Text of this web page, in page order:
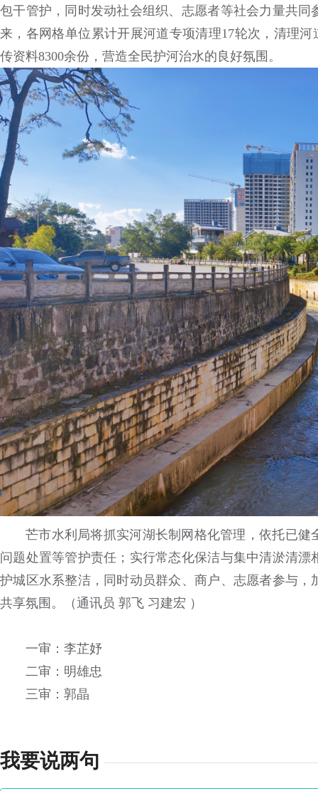
包干管护，同时发动社会组织、志愿者等社会力量共
来，各网格单位累计开展河道专项清理17轮次，清理
传资料8300余份，营造全民护河治水的良好氛围。
芒市水利局将抓实河湖长制网格化管理，依托已
问题处置等管护责任；实行常态化保洁与集中清淤清
护城区水系整洁，同时动员群众、商户、志愿者参与
共享氛围。（通讯员 郭飞 习建宏 ）
一审：李芷妤
二审：明雄忠
三审：郭晶
我要说两句